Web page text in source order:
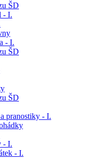
ŠD
- I.
- I.
ŠD
ŠD
pranostiky - I.
- I.
- I.